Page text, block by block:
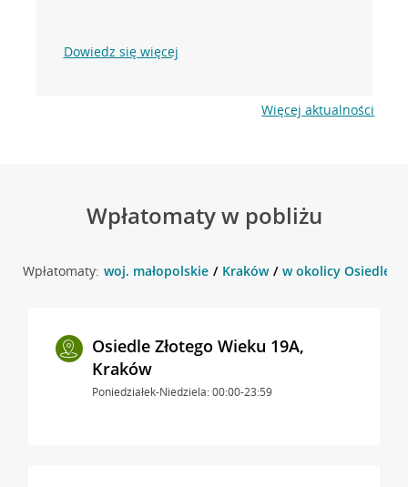
Dowiedz się więcej
Więcej aktualności
Wpłatomaty w pobliżu
Wpłatomaty: woj. małopolskie Kraków w okolicy Osiedle
Osiedle Złotego Wieku 19A,
Kraków
Poniedziałek-Niedziela: 00:00-23:59